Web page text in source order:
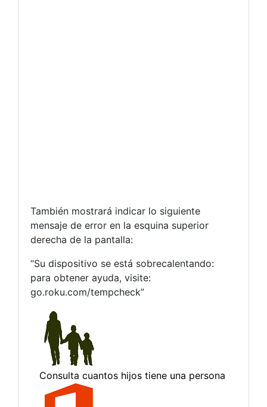
También mostrará indicar lo siguiente
mensaje de error en la esquina superior
derecha de la pantalla:
“Su dispositivo se está sobrecalentando:
para obtener ayuda, visite:
go.roku.com/tempcheck”